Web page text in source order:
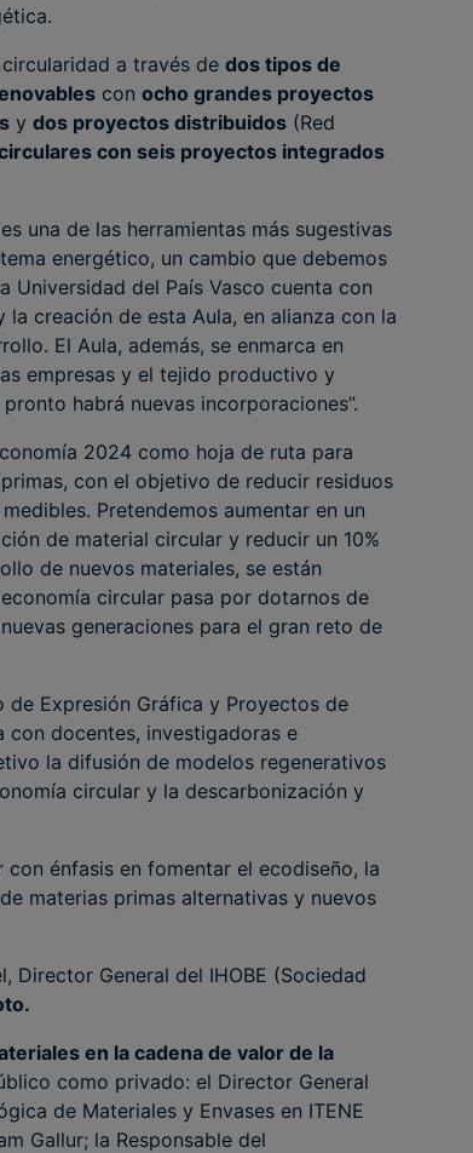
a través de dos tipos de
con ocho grandes proyectos
y dos proyectos distribuidos (Red
con seis proyectos integrados
una de las herramientas más sugestivas
energético, un cambio que debemos
Universidad del País Vasco cuenta con
creación de esta Aula, en alianza con la
El Aula, además, se enmarca en
empresas y el tejido productivo y
habrá nuevas incorporaciones”.
2024 como hoja de ruta para
con el objetivo de reducir residuos
Pretendemos aumentar en un
de material circular y reducir un 10%
de nuevos materiales, se están
circular pasa por dotarnos de
generaciones para el gran reto de
Expresión Gráfica y Proyectos de
con docentes, investigadoras e
la difusión de modelos regenerativos
circular y la descarbonización y
énfasis en fomentar el ecodiseño, la
materias primas alternativas y nuevos
Director General del IHOBE (Sociedad
en la cadena de valor de la
como privado: el Director General
de Materiales y Envases en ITENE
Gallur; la Responsable del